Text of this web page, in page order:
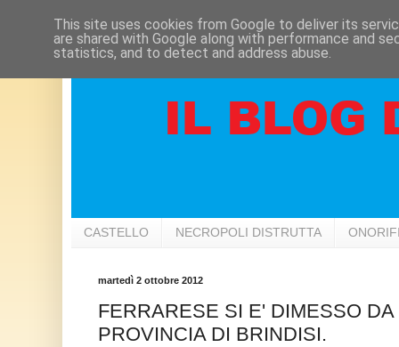
CASTELLO NECROPOLI DISTRUTTA
martedì 2 ottobre 2012
FERRARESE SI E' DIMESSO
PROVINCIA DI BRINDISI.
This site uses cookies from Google to deliver its
are shared with Google along with performance and
statistics, and to detect and address abuse.